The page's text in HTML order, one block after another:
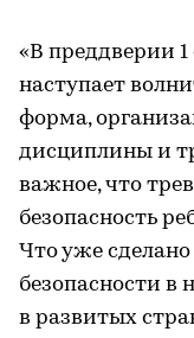
«В преддверии 1
наступает
форма,
дисциплины и
важное, что
безопасность
Что уже
безопасности в
в развитых